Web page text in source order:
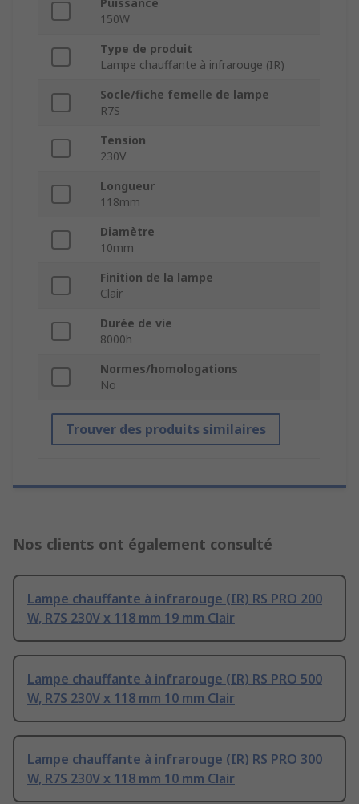
Puissance
150W
Type de produit
Lampe chauffante à infrarouge (IR)
Socle/fiche femelle de lampe
R7S
Tension
230V
Longueur
118mm
Diamètre
10mm
Finition de la lampe
Clair
Durée de vie
8000h
Normes/homologations
No
Trouver des produits similaires
Nos clients ont également consulté
Lampe chauffante à infrarouge (IR) RS PRO 200
W, R7S 230V x 118 mm 19 mm Clair
Lampe chauffante à infrarouge (IR) RS PRO 500
W, R7S 230V x 118 mm 10 mm Clair
Lampe chauffante à infrarouge (IR) RS PRO 300
W, R7S 230V x 118 mm 10 mm Clair